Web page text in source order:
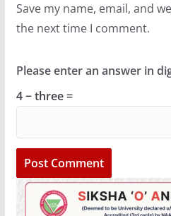
Save my name, email, and
the next time I comment.
Please enter an answer in
4 − three =